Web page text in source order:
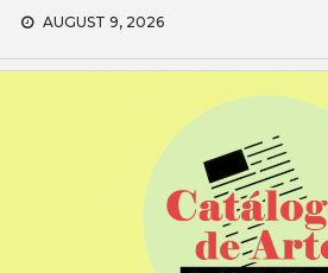
Skip
content
AUGUST 9, 2026